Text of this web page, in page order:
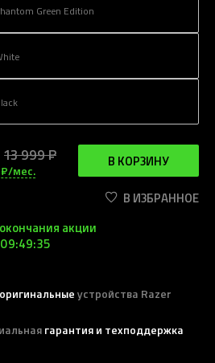
Green Edition
13 999 ₽
₽/мес.
В КОРЗИНУ
В ИЗБРАННОЕ
акции
устройства Razer
гарантия и техподдержка